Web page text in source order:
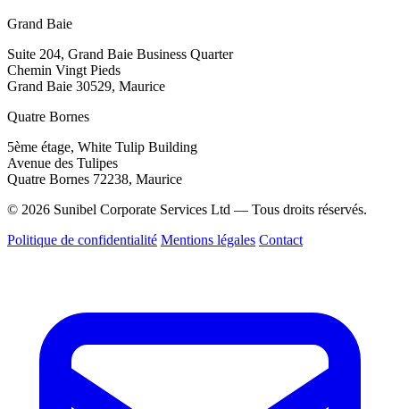
Grand Baie
Suite 204, Grand Baie Business Quarter
Chemin Vingt Pieds
Grand Baie 30529, Maurice
Quatre Bornes
5ème étage, White Tulip Building
Avenue des Tulipes
Quatre Bornes 72238, Maurice
© 2026 Sunibel Corporate Services Ltd — Tous droits réservés.
Politique de confidentialité Mentions légales Contact